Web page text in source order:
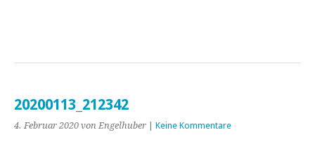
20200113_212342
4. Februar 2020 von Engelhuber Keine Kommentare